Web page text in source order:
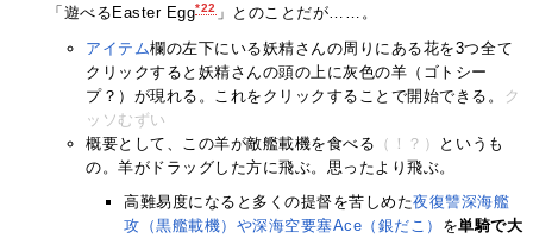
「遊べるEaster Egg*22」とのことだが……。
アイテム欄の左下にいる妖精さんの周りにある花を3つ全て
クリックすると妖精さんの頭の上に灰色の羊（ゴトシー
プ？）が現れる。これをクリックすることで開始できる。
ク
ッソむずい
概要として、この羊が敵艦載機を食べる （！？）
というも
の。羊がドラッグした方に飛ぶ。思ったより飛ぶ。
高難易度になると多くの提督を苦しめた夜復讐深海艦
攻（黒艦載機）や深海空要塞Ace（銀だこ） を単騎で大